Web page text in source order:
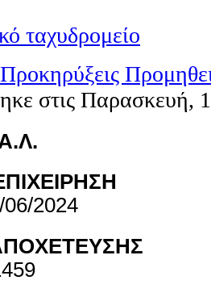
Προκηρύξεις
στις Παρασκευή,
06/2024
–